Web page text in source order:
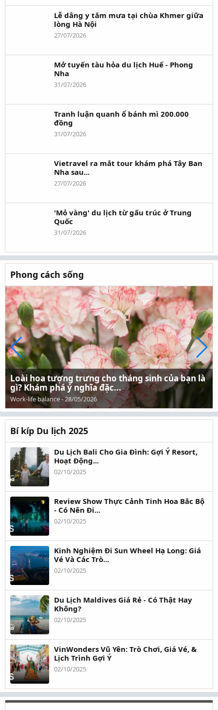
Lễ dâng y tắm mưa tại chùa Khmer giữa
lòng Hà Nội
27/07/2026
Mở tuyến tàu hỏa du lịch Huế - Phong
Nha
31/07/2026
Tranh luận quanh ổ bánh mì 200.000
đồng
31/07/2026
Vietravel ra mắt tour khám phá Tây Ban
Nha sau...
27/07/2026
'Mỏ vàng' du lịch từ gấu trúc ở Trung
Quốc
31/07/2026
Phong cách sống
Loài hoa tượng trưng cho tháng sinh của bạn là
gì? Khám phá ý nghĩa đặc...
Work-life balance-28/05/2026
Bí kíp Du lịch 2025
Du Lịch Bali Cho Gia Đình: Gợi Ý Resort,
Hoạt Động...
02/10/2025
Review Show Thực Cảnh Tinh Hoa Bắc Bộ
- Có Nên Đi...
02/10/2025
Kinh Nghiệm Đi Sun Wheel Hạ Long: Giá
Vé Và Các Trò...
02/10/2025
Du Lịch Maldives Giá Rẻ - Có Thật Hay
Không?
02/10/2025
VinWonders Vũ Yên: Trò Chơi, Giá Vé, &
Lịch Trình Gợi Ý
02/10/2025